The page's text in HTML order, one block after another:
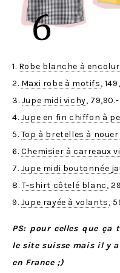
1. Robe blanche à
2. Maxi robe à motifs,
3. Jupe midi vichy, 79,90.-
4. Jupe en fin chiffon à
5. Top à bretelles à
6. Chemisier à carreaux
7. Jupe midi boutonnée
8. T-shirt côtelé blanc,
9. Jupe rayée à volants,
PS: pour celles que ça
le site suisse mais il y
en France ;)